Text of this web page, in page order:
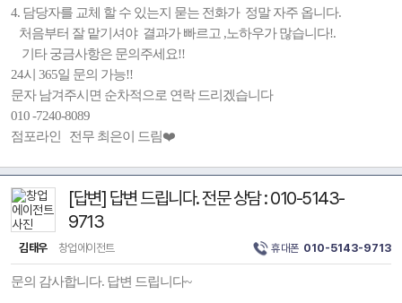
4. 담당자를 교체 할 수 있는지 묻는 전화가 정말 자주 옵니다.
처음부터 잘 맡기셔야 결과가 빠르고 ,노하우가 많습니다!.
기타 궁금사항은 문의주세요!!
24시 365일 문의 가능!!
문자 남겨주시면 순차적으로 연락 드리겠습니다
010 -7240-8089
점포라인 전무 최은이 드림❤️
[답변] 답변 드립니다. 전문 상담 : 010-5143-
9713
김태우 창업에이전트 휴대폰 010-5143-9713
문의 감사합니다. 답변 드립니다~